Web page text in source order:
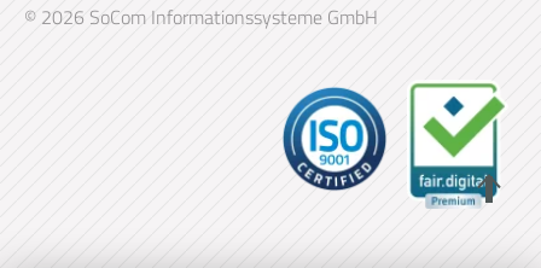
© 2026 SoCom Informationssysteme GmbH